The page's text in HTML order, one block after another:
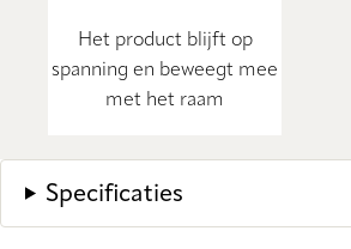
Het product blijft op
spanning en beweegt mee
met het raam
Specificaties